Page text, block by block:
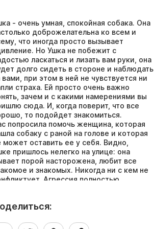
- очень умная, спокойная собака. Она
доброжелательна ко всем и
что иногда просто вызывает
Но Ушка не побежит с
ласкаться и лизать вам руки, она
долго сидеть в стороне и наблюдать
вами, при этом в ней не чувствуется ни
страха. Ей просто очень важно
зачем и с какими намерениями вы
сюда. И, когда поверит, что все
то подойдет знакомиться.
попросила помочь женщина, которая
собаку с раной на голове и которая
может оставить ее у себя. Видно,
пришлось нелегко на улице: она
порой насторожена, любит все
и знакомых. Никогда ни с кем не
Агрессия полностью
стать кому-то нужной,
- привита, здорова, чипирована.